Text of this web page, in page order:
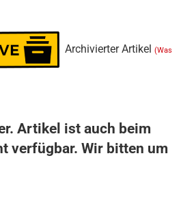
Archivierter Artikel (Was
Artikel ist auch beim
verfügbar. Wir bitten um